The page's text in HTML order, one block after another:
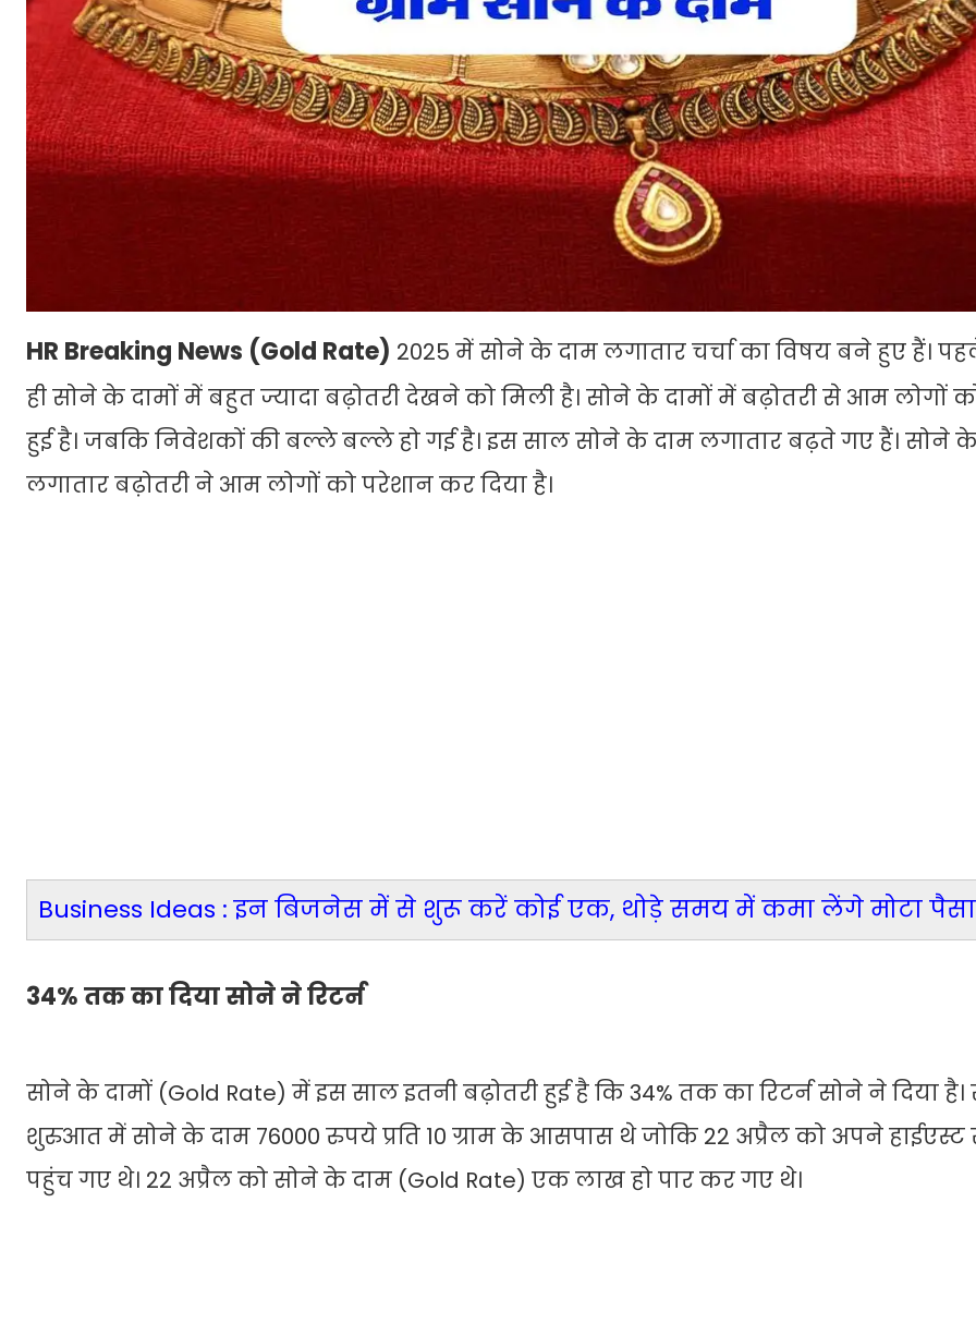
HR Breaking News (Gold Rate) 2025 में सोने के दाम लगातार चर्चा का विषय बने हुए हैं।
ही सोने के दामों में बहुत ज्यादा बढ़ोतरी देखने को मिली है। सोने के दामों में बढ़ोतरी से आम लोगों
हुई है। जबकि निवेशकों की बल्ले बल्ले हो गई है। इस साल सोने के दाम लगातार बढ़ते गए हैं। सोने
लगातार बढ़ोतरी ने आम लोगों को परेशान कर दिया है।
Business Ideas : इन बिजनेस में से शुरू करें कोई एक, थोड़े समय में कमा लेंगे मोटा पैसा
34% तक का दिया सोने ने रिटर्न
सोने के दामों (Gold Rate) में इस साल इतनी बढ़ोतरी हुई है कि 34% तक का रिटर्न सोने ने दिया
शुरुआत में सोने के दाम 76000 रुपये प्रति 10 ग्राम के आसपास थे जोकि 22 अप्रैल को अपने हाईएस्ट
पहुंच गए थे। 22 अप्रैल को सोने के दाम (Gold Rate) एक लाख हो पार कर गए थे।